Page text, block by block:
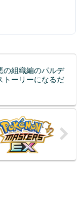
の組織編のパルデ
トーリーになるだ